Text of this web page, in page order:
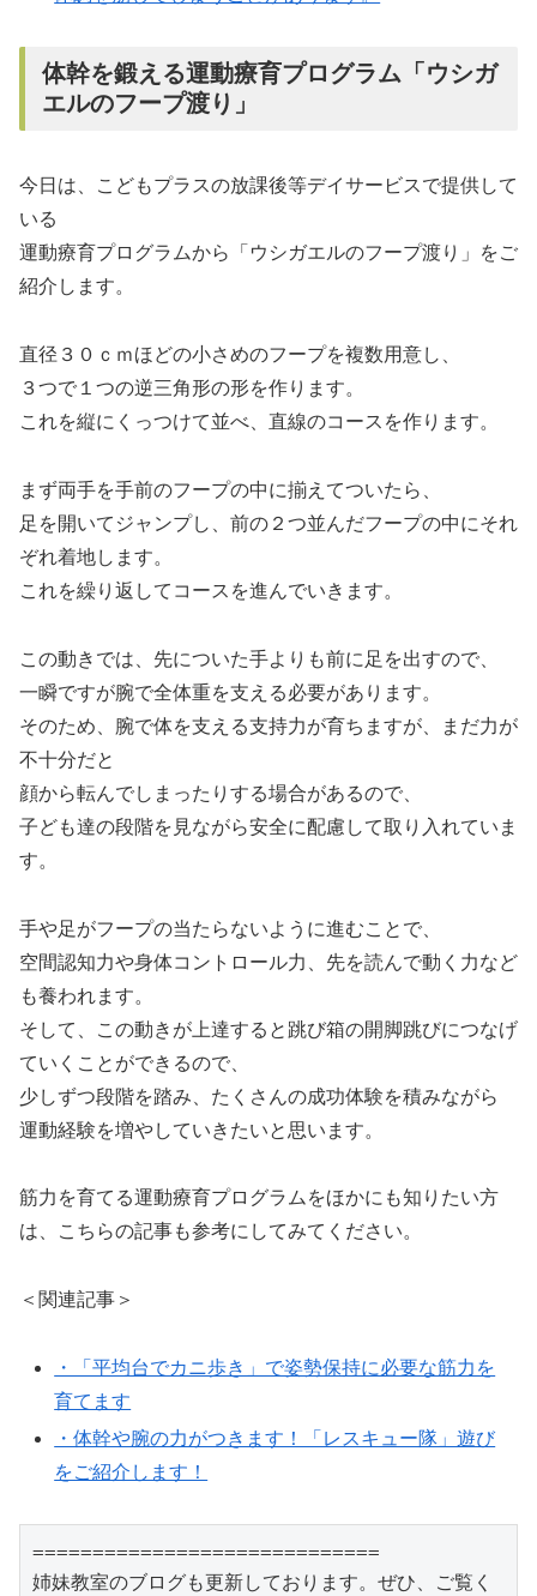
体幹を鍛える運動療育プログラム「ウシガ
エルのフープ渡り」
今日は、こどもプラスの放課後等デイサービスで提供して
いる
運動療育プログラムから「ウシガエルのフープ渡り」をご
紹介します。
直径３０ｃｍほどの小さめのフープを複数用意し、
３つで１つの逆三角形の形を作ります。
これを縦にくっつけて並べ、直線のコースを作ります。
まず両手を手前のフープの中に揃えてついたら、
足を開いてジャンプし、前の２つ並んだフープの中にそれ
ぞれ着地します。
これを繰り返してコースを進んでいきます。
この動きでは、先についた手よりも前に足を出すので、
一瞬ですが腕で全体重を支える必要があります。
そのため、腕で体を支える支持力が育ちますが、まだ力が
不十分だと
顔から転んでしまったりする場合があるので、
子ども達の段階を見ながら安全に配慮して取り入れていま
す。
手や足がフープの当たらないように進むことで、
空間認知力や身体コントロール力、先を読んで動く力など
も養われます。
そして、この動きが上達すると跳び箱の開脚跳びにつなげ
ていくことができるので、
少しずつ段階を踏み、たくさんの成功体験を積みながら
運動経験を増やしていきたいと思います。
筋力を育てる運動療育プログラムをほかにも知りたい方
は、こちらの記事も参考にしてみてください。
＜関連記事＞
・「平均台でカニ歩き」で姿勢保持に必要な筋力を
育てます
・体幹や腕の力がつきます！「レスキュー隊」遊び
をご紹介します！
=============================
姉妹教室のブログも更新しております。ぜひ、ご覧く